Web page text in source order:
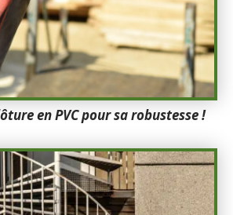
en PVC pour sa robustesse !